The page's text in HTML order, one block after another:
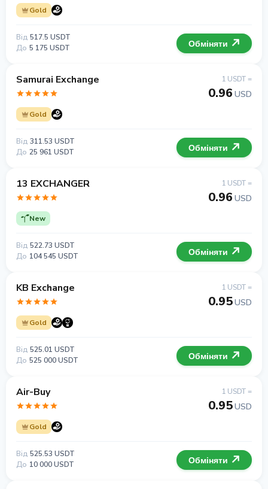
Gold
Від 517.5 USDT
До 5 175 USDT Обміняти
Samurai Exchange
Gold
1 USDT =
0.96 USD
Від 311.53 USDT
До 25 961 USDT Обміняти
13 EXCHANGER
New
1 USDT =
0.96 USD
Від 522.73 USDT
До 104 545 USDT Обміняти
KB Exchange
Gold
1 USDT =
0.95USD
Від 525.01 USDT
До 525 000 USDT Обміняти
Air-Buy
Gold
1 USDT =
0.95USD
Від 525.53 USDT
До 10 000 USDT Обміняти